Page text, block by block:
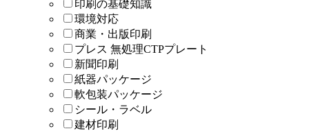
印刷の基礎知識
環境対応
商業・出版印刷
プレス 無処理CTPプレート
新聞印刷
紙器パッケージ
軟包装パッケージ
シール・ラベル
建材印刷